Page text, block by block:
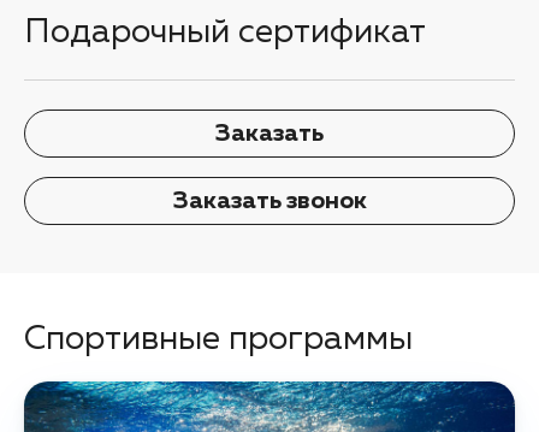
Подарочный сертификат
Заказать
Заказать звонок
Спортивные программы